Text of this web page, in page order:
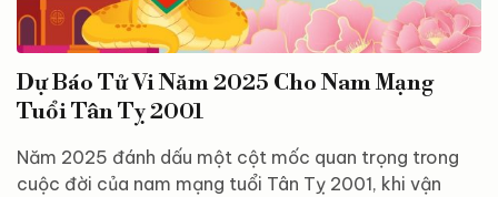
Dự Báo Tử Vi Năm 2025 Cho Nam Mạng
Tuổi Tân Tỵ 2001
Năm 2025 đánh dấu một cột mốc quan trọng trong
cuộc đời của nam mạng tuổi Tân Tỵ 2001, khi vận